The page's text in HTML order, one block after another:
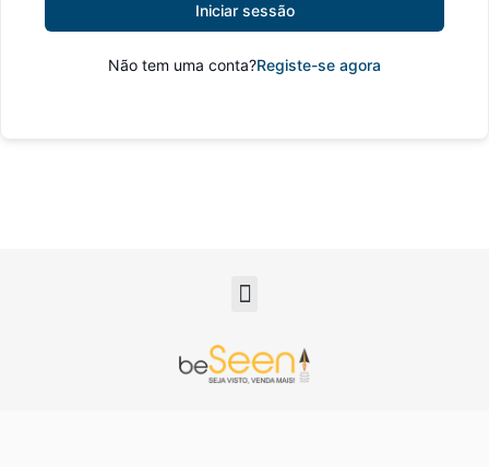
Iniciar sessão
Não tem uma conta?Registe-se agora